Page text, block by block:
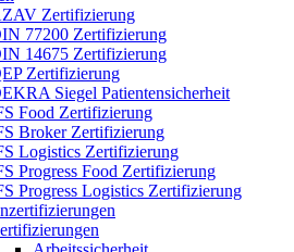
Zertifizierung
77200 Zertifizierung
14675 Zertifizierung
Zertifizierung
Siegel Patientensicherheit
Food Zertifizierung
Broker Zertifizierung
Logistics Zertifizierung
Progress Food Zertifizierung
Progress Logistics Zertifizierung